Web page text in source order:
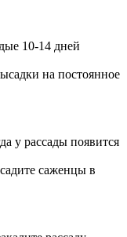
10-14 дней
на постоянное
у рассады появится
саженцы в